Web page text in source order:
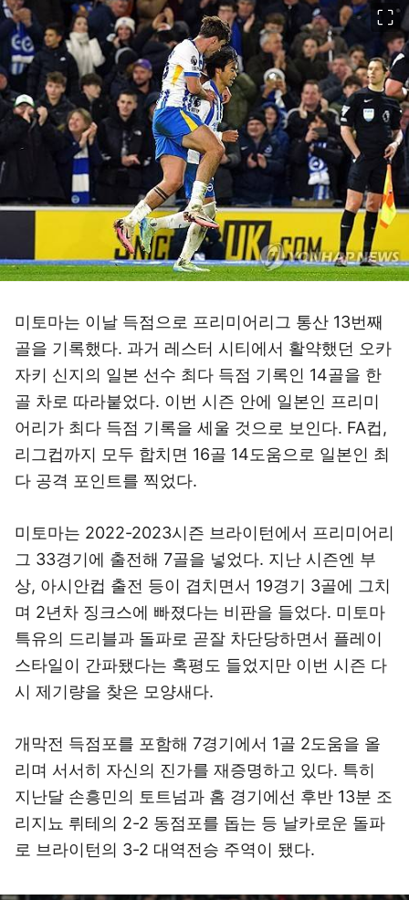
미토마는 이날 득점으로 프리미어리그 통산 13번째
골을 기록했다. 과거 레스터 시티에서 활약했던 오카
자키 신지의 일본 선수 최다 득점 기록인 14골을 한
골 차로 따라붙었다. 이번 시즌 안에 일본인 프리미
어리가 최다 득점 기록을 세울 것으로 보인다. FA컵,
리그컵까지 모두 합치면 16골 14도움으로 일본인 최
다 공격 포인트를 찍었다.
미토마는 2022-2023시즌 브라이턴에서 프리미어리
그 33경기에 출전해 7골을 넣었다. 지난 시즌엔 부
상, 아시안컵 출전 등이 겹치면서 19경기 3골에 그치
며 2년차 징크스에 빠졌다는 비판을 들었다. 미토마
특유의 드리블과 돌파로 곧잘 차단당하면서 플레이
스타일이 간파됐다는 혹평도 들었지만 이번 시즌 다
시 제기량을 찾은 모양새다.
개막전 득점포를 포함해 7경기에서 1골 2도움을 올
리며 서서히 자신의 진가를 재증명하고 있다. 특히
지난달 손흥민의 토트넘과 홈 경기에선 후반 13분 조
리지뇨 뤼테의 2-2 동점포를 돕는 등 날카로운 돌파
로 브라이턴의 3-2 대역전승 주역이 됐다.